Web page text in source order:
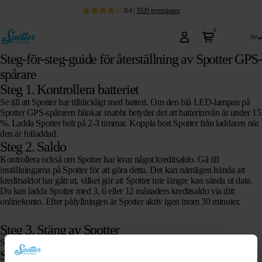
8.4| 1920 recensioner
0
sv
Steg-för-steg-guide för återställning av Spotter GPS-
spårare
Steg 1. Kontrollera batteriet
Se till att Spotter har tillräckligt med batteri. Om den blå LED-lampan på
Spotter GPS-spåraren blinkar snabbt betyder det att batterinivån är under 15
%. Ladda Spotter helt på 2-3 timmar. Koppla bort Spotter från laddaren när
den är fulladdad.
Steg 2. Saldo
Kontrollera också om Spotter har kvar något kreditsaldo. Gå till
inställningarna på Spotter för att göra detta. Det kan nämligen hända att
kreditsaldot har gått ut, vilket gör att Spotter inte längre kan sända ut data.
Du kan ladda Spotter med 3, 6 eller 12 månaders kreditsaldo via ditt
onlinekonto. Efter påfyllningen är Spotter aktiv igen inom 30 minuter.
Steg 3. Stäng av Spotter
Stäng av Spotter (tryck på SOS-knappen och på/av-knappen samtidigt).
Steg 4. Kontrollera GPS-täckningen